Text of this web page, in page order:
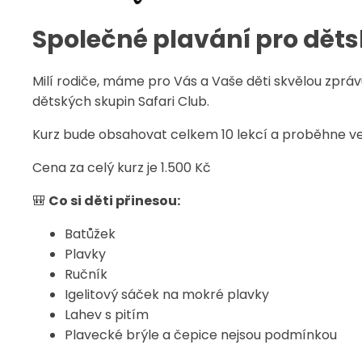
Společné plavání pro
Milí rodiče, máme pro Vás a Vaše děti skvělou
dětských skupin Safari Club.
Kurz bude obsahovat celkem 10 lekcí a proběhne
Cena za celý kurz je 1.500 Kč
🎒 Co si děti přinesou:
Batůžek
Plavky
Ručník
Igelitový sáček na mokré plavky
Lahev s pitím
Plavecké brýle a čepice nejsou podmínkou